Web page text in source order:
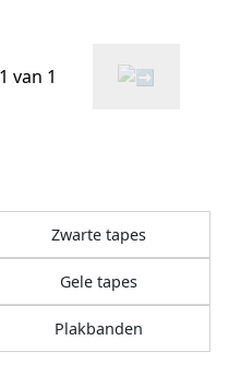
van 1
Zwarte tapes
Gele tapes
Plakbanden